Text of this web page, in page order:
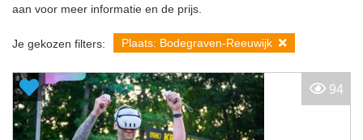
aan voor meer informatie en de prijs.
Je gekozen filters: Plaats: Bodegraven-Reeuwijk
94